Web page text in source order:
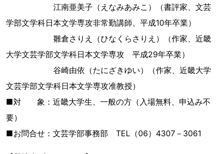
江南亜美子（えなみあみこ）（書評家、文芸
学部文学科日本文学専攻非常勤講師、平成10年卒業）
雛倉さりえ（ひなくらさりえ）（作家、近畿
大学文芸学部文学科日本文学専攻 平成29年卒業）
谷崎由依（たにざきゆい）（作家、近畿大学
文芸学部文学科日本文学専攻准教授）
■対 象：近畿大学生、一般の方（入場無料、申込み不
要）
■お問合せ：文芸学部事務部 TEL（06）4307－3061